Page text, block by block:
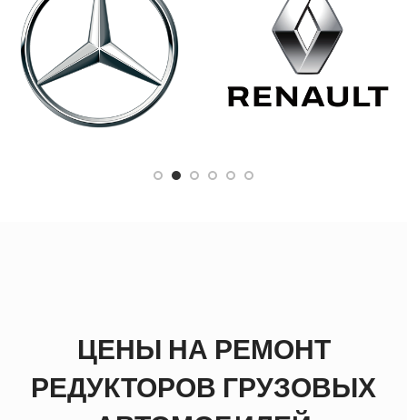
ЦЕНЫ НА РЕМОНТ
РЕДУКТОРОВ ГРУЗОВЫХ